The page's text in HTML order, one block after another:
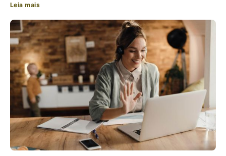
Leia mais